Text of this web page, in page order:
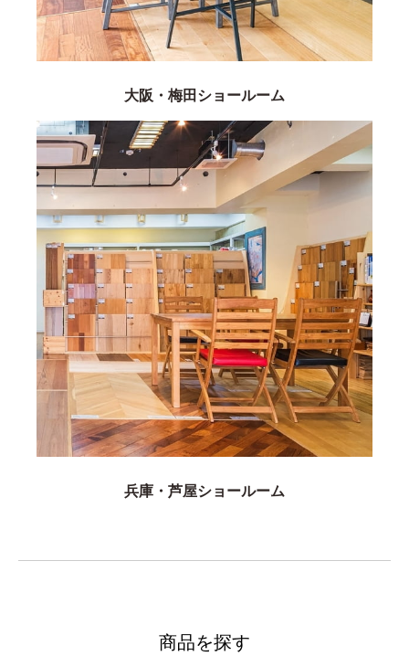
大阪・梅田ショールーム
兵庫・芦屋ショールーム
商品を探す